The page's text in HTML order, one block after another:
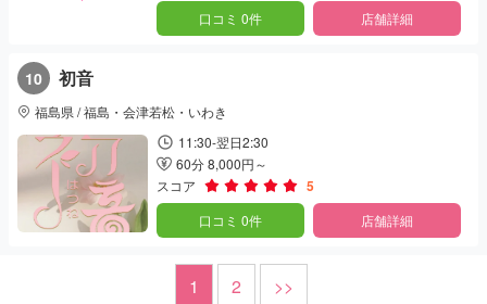
口コミ 0件 店舗詳細
10 初音
福島県 / 福島・会津若松・いわき
11:30-翌日2:30
60分 8,000円～
スコア
5
口コミ 0件 店舗詳細
1 2 >>